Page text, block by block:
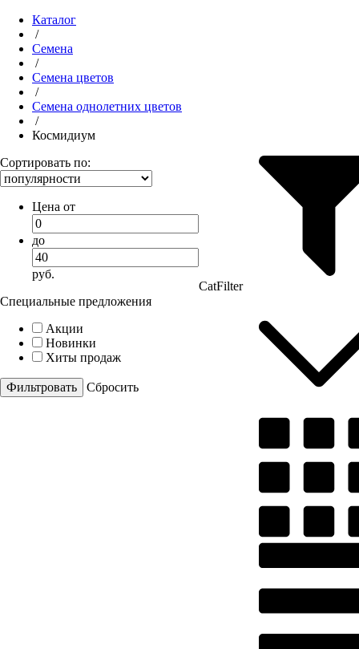
Каталог
/
Семена
/
Семена цветов
/
Семена однолетних цветов
/
Космидиум
Сортировать по:
Цена от
до
руб.
Специальные предложения
Акции
Новинки
Хиты продаж
Cбросить
CatFilter